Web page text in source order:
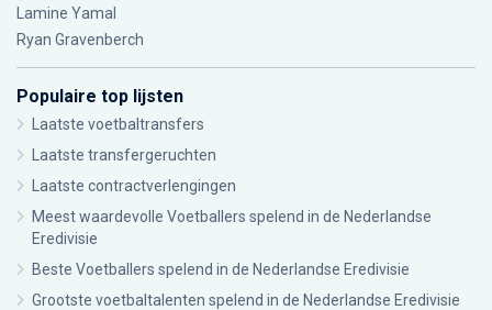
Lamine Yamal
Ryan Gravenberch
Populaire top lijsten
Laatste voetbaltransfers
Laatste transfergeruchten
Laatste contractverlengingen
Meest waardevolle Voetballers spelend in de Nederlandse
Eredivisie
Beste Voetballers spelend in de Nederlandse Eredivisie
Grootste voetbaltalenten spelend in de Nederlandse Eredivisie